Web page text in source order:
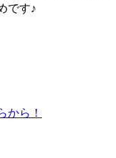
です♪
から！